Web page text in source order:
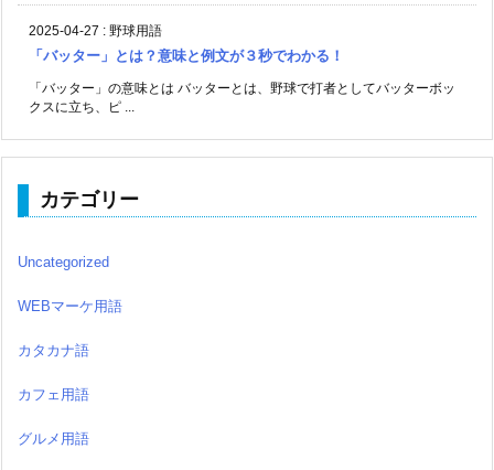
2025-04-27 : 野球用語
「バッター」とは？意味と例文が３秒でわかる！
「バッター」の意味とは バッターとは、野球で打者としてバッターボッ
クスに立ち、ピ ...
カテゴリー
Uncategorized
WEBマーケ用語
カタカナ語
カフェ用語
グルメ用語